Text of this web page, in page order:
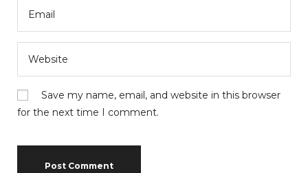
Save my name, email, and website in this browser
for the next time I comment.